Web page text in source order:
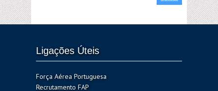
Ligações Úteis
Força Aérea Portuguesa
Recrutamento FAP